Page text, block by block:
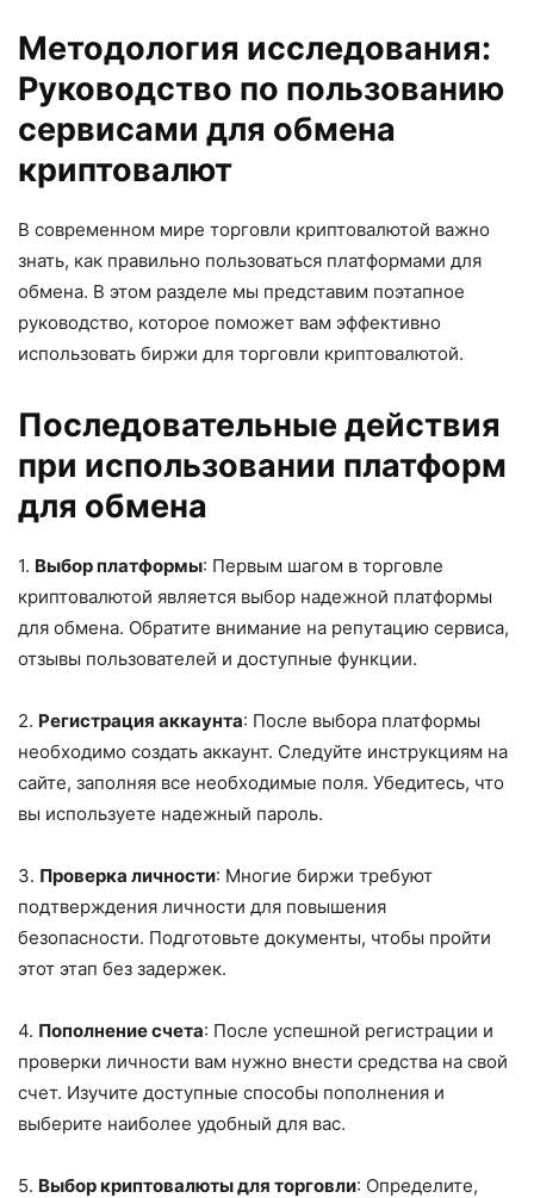
Методология исследования:
Руководство по пользованию
сервисами для обмена
криптовалют
В современном мире торговли криптовалютой важно
знать, как правильно пользоваться платформами для
обмена. В этом разделе мы представим поэтапное
руководство, которое поможет вам эффективно
использовать биржи для торговли криптовалютой.
Последовательные действия
при использовании платформ
для обмена
1. Выбор платформы: Первым шагом в торговле
криптовалютой является выбор надежной платформы
для обмена. Обратите внимание на репутацию сервиса,
отзывы пользователей и доступные функции.
2. Регистрация аккаунта: После выбора платформы
необходимо создать аккаунт. Следуйте инструкциям на
сайте, заполняя все необходимые поля. Убедитесь, что
вы используете надежный пароль.
3. Проверка личности: Многие биржи требуют
подтверждения личности для повышения
безопасности. Подготовьте документы, чтобы пройти
этот этап без задержек.
4. Пополнение счета: После успешной регистрации и
проверки личности вам нужно внести средства на свой
счет. Изучите доступные способы пополнения и
выберите наиболее удобный для вас.
5. Выбор криптовалюты для торговли: Определите,